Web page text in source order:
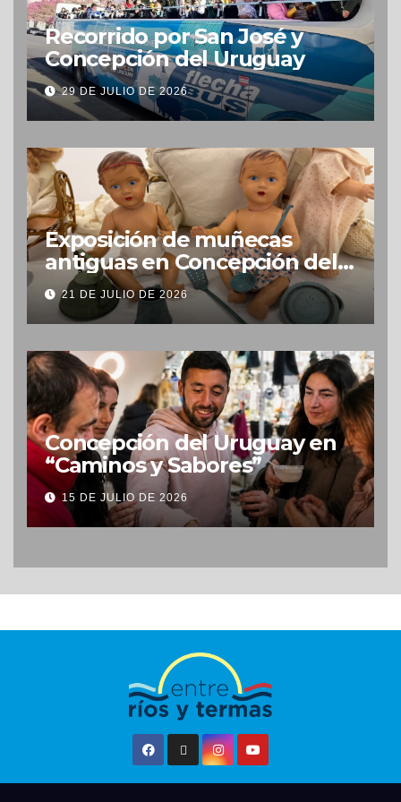
Recorrido por San José y
Concepción del Uruguay
29 DE JULIO DE 2026
Exposición de muñecas
antiguas en Concepción del
Uruguay
21 DE JULIO DE 2026
Concepción del Uruguay en
“Caminos y Sabores”
15 DE JULIO DE 2026